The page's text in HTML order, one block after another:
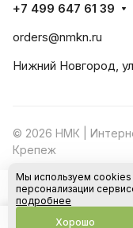
+7 499 647 61 39
orders@nmkn.ru
Нижний Новгород,
© 2026 НМК |
Крепеж
Мы используем cookies
персонализации
подробнее
Хорошо